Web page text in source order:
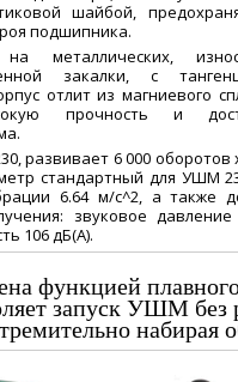
шайбой,
подшипника.
металлических,
закалки, с
отлит из магниевого
прочность и
развивает 6 000 оборотов
стандартный для УШМ
6.64 м/с^2, а также
звуковое
106 дБ(А).
функцией
запуск УШМ без
набирая